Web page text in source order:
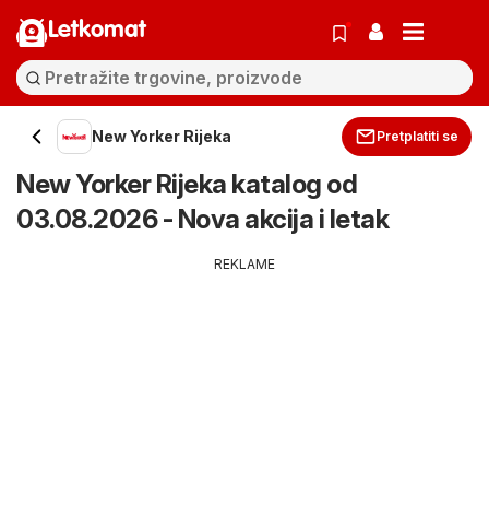
Letkomat
New Yorker Rijeka Pretplatiti se
New Yorker Rijeka katalog od
03.08.2026 - Nova akcija i letak
REKLAME